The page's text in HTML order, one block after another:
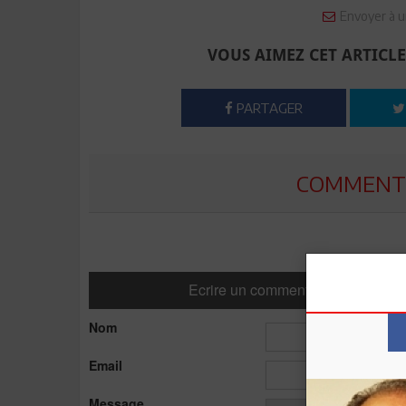
Envoyer à
VOUS AIMEZ CET
PARTAGER
Ecrire un commentaire
Nom
Email